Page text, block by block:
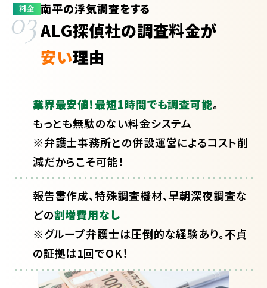
料金
03南平の浮気調査をする
ALG探偵社の調査料金が
安い理由
業界最安値！最短1時間でも調査可能。
もっとも無駄のない料金システム
※弁護士事務所との併設運営によるコスト削
減だからこそ可能！
報告書作成、特殊調査機材、早朝深夜調査な
どの割増費用なし
※グループ弁護士は圧倒的な経験あり。不貞
の証拠は1回でOK！